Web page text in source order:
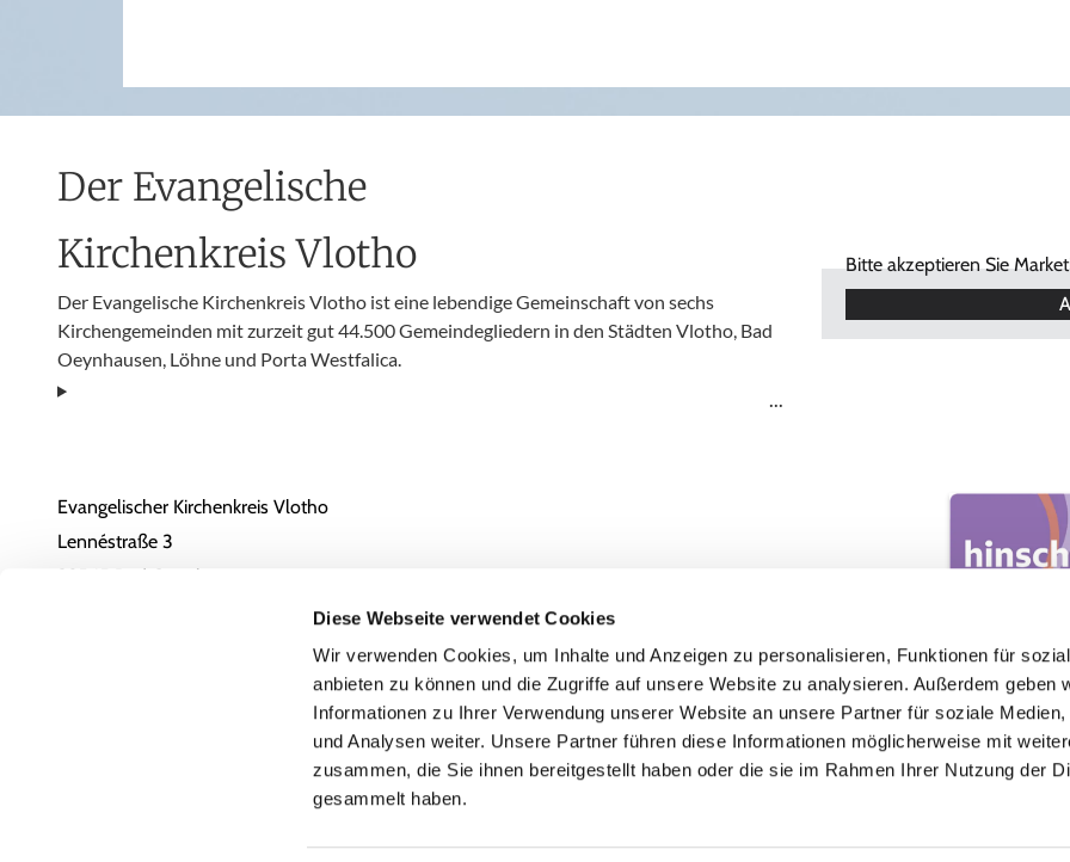
Diese Webseite verwendet Cookies
Wir verwenden Cookies, um Inhalte und Anzeigen zu personalisieren, Funktionen für
anbieten zu können und die Zugriffe auf unsere Website zu analysieren. Außerdem geben
Informationen zu Ihrer Verwendung unserer Website an unsere Partner für soziale Medien,
und Analysen weiter. Unsere Partner führen diese Informationen möglicherweise mit
zusammen, die Sie ihnen bereitgestellt haben oder die sie im Rahmen Ihrer Nutzung der
gesammelt haben.
Der Evangelische
Kirchenkreis Vlotho
Der Evangelische Kirchenkreis Vlotho ist eine lebendige Gemeinschaft von sechs
Kirchengemeinden mit zurzeit gut 44.500 Gemeindegliedern in den Städten Vlotho, Bad
Oeynhausen, Löhne und Porta Westfalica.
Bitte akzeptieren Sie
Evangelischer Kirchenkreis Vlotho
Lennéstraße 3
32545 Bad Oeynhausen